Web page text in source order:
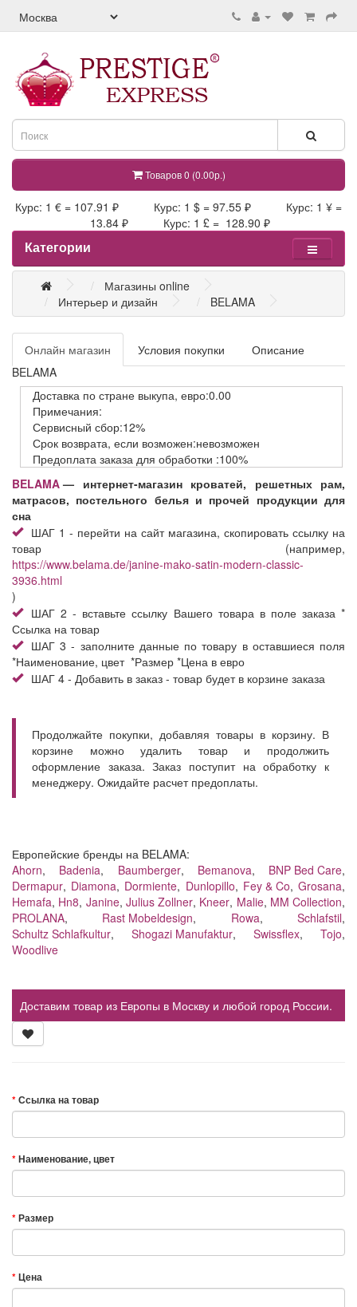
Товаров 0 (0.00р.)
Курс: 1 € = 107.91 ₽ Курс: 1 $ = 97.55 ₽ Курс: 1 ¥ =
13.84 ₽ Курс: 1 £ = 128.90 ₽
Категории
Магазины online
Интерьер и дизайн
BELAMA
Онлайн магазин Условия покупки
Описание
BELAMA
Доставка по стране выкупа, евро:0.00
Примечания:
Сервисный сбор:12%
Срок возврата, если возможен:невозможен
Предоплата заказа для обработки :100%
BELAMA — интернет-магазин кроватей, решетных рам,
матрасов, постельного белья и прочей продукции для
сна
ШАГ 1 - перейти на сайт магазина, скопировать ссылку на
товар (например,
https://www.belama.de/janine-mako-satin-modern-classic-
3936.html
)
ШАГ 2 - вставьте ссылку Вашего товара в поле заказа *
Ссылка на товар
ШАГ 3 - заполните данные по товару в оставшиеся поля
*Наименование, цвет *Размер *Цена в евро
ШАГ 4 - Добавить в заказ - товар будет в корзине заказа
Продолжайте покупки, добавляя товары в корзину. В
корзине можно удалить товар и продолжить
оформление заказа. Заказ поступит на обработку к
менеджеру. Ожидайте расчет предоплаты.
Европейские бренды на BELAMA:
Ahorn, Badenia, Baumberger, Bemanova, BNP Bed Care,
Dermapur, Diamona, Dormiente, Dunlopillo, Fey & Co,Grosana,
Hemafa, Hn8, Janine,Julius Zollner, Kneer, Malie, MM Collection,
PROLANA, Rast Mobeldesign, Rowa,Schlafstil,
Schultz Schlafkultur, Shogazi Manufaktur, Swissflex, Tojo,
Woodlive
Доставим товар из Европы в Москву и любой город России.
Ссылка на товар
Наименование, цвет
Размер
Цена